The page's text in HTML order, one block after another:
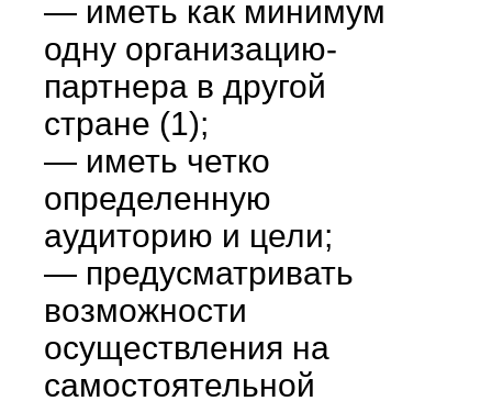
— иметь как минимум
одну организацию-
партнера в другой
стране (1);
— иметь четко
определенную
аудиторию и цели;
— предусматривать
возможности
осуществления на
самостоятельной